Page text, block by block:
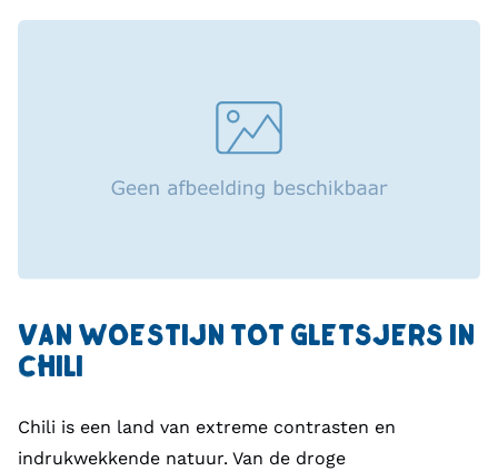
VAN WOESTIJN TOT GLETSJERS IN
CHILI
Chili is een land van extreme contrasten en
indrukwekkende natuur. Van de droge